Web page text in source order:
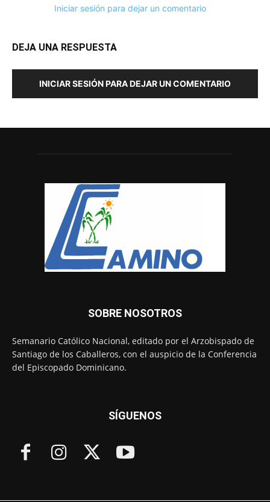
Iniciar sesión para dejar un comentario
DEJA UNA RESPUESTA
INICIAR SESIÓN PARA DEJAR UN COMENTARIO
SOBRE NOSOTROS
Semanario Católico Nacional, editado por el Arzobispado de
Santiago de los Caballeros, con el auspicio de la Conferencia
del Episcopado Dominicano.
SÍGUENOS